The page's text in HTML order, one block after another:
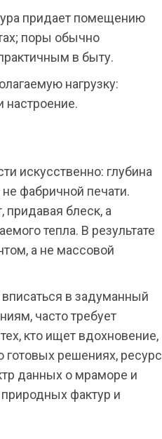
придает помещению
поры обычно
в быту.
нагрузку:
настроение.
искусственно: глубина
фабричной печати.
придавая блеск, а
тепла. В результате
а не массовой
в задуманный
часто требует
кто ищет вдохновение,
решениях, ресурс
данных о мраморе и
природных фактур и